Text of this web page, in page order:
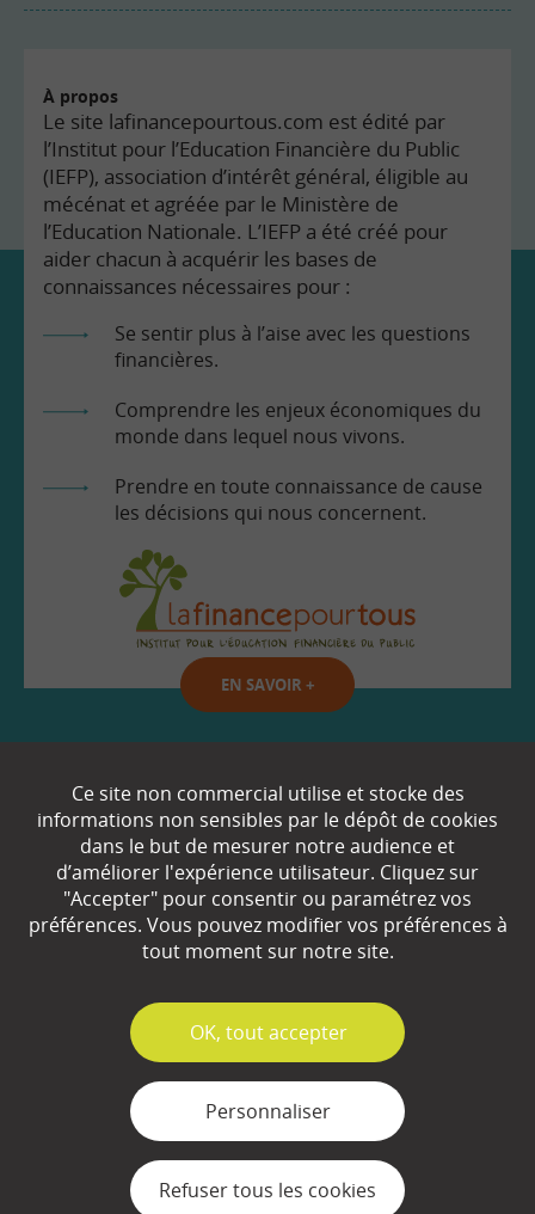
À propos
Le site lafinancepourtous.com est édité par
l’Institut pour l’Education Financière du Public
(IEFP), association d’intérêt général, éligible au
mécénat et agréée par le Ministère de
l’Education Nationale. L’IEFP a été créé pour
aider chacun à acquérir les bases de
connaissances nécessaires pour :
Se sentir plus à l’aise avec les questions
financières.
Comprendre les enjeux économiques du
monde dans lequel nous vivons.
Prendre en toute connaissance de cause
les décisions qui nous concernent.
EN SAVOIR +
Partenaires
Espace Presse
Plan du site
Mentions légales
Ce site non commercial utilise et stocke des
informations non sensibles par le dépôt de cookies
dans le but de mesurer notre audience et
d’améliorer l'expérience utilisateur. Cliquez sur
"Accepter" pour consentir ou paramétrez vos
préférences. Vous pouvez modifier vos préférences à
tout moment sur notre site.
✓
OK, tout accepter
Personnaliser
Refuser tous les cookies